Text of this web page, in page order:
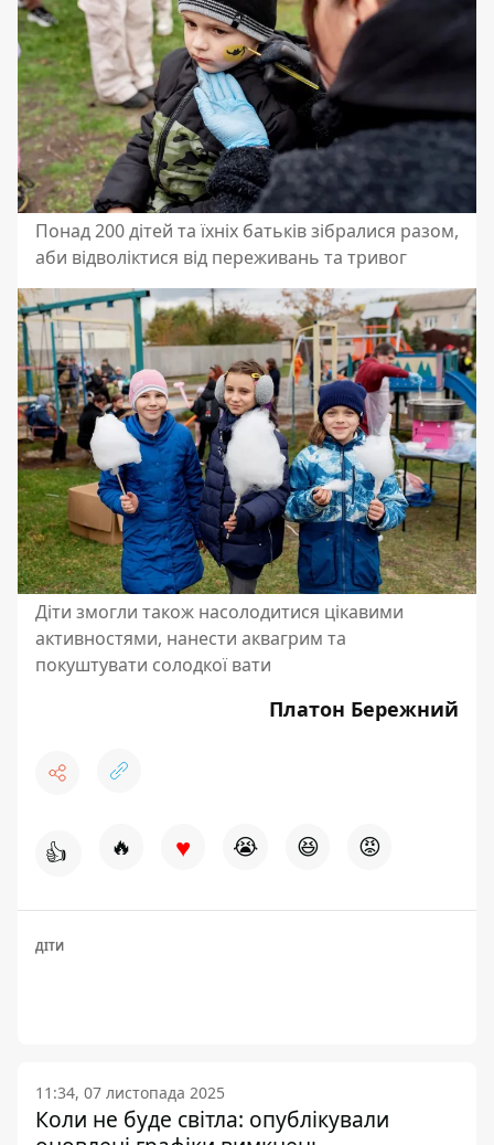
Понад 200 дітей та їхніх батьків зібралися разом,
аби відволіктися від переживань та тривог
Діти змогли також насолодитися цікавими
активностями, нанести аквагрим та
покуштувати солодкої вати
Платон Бережний
👍 🔥 ♥ 😭 😆 😡
ДІТИ
11:34, 07 листопада 2025
Коли не буде світла: опублікували